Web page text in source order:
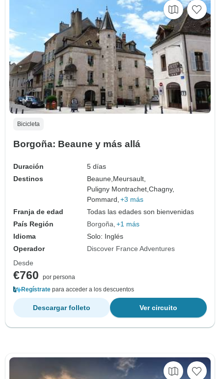
Bicicleta
Borgoña: Beaune y más allá
Duración
5 días
Destinos
Beaune, Meursault,
Puligny Montrachet,Chagny,
Pommard, +3 más
Franja de edad
Todas las edades son bienvenidas
País Región
Borgoña +1 más
Idioma
Solo: Inglés
Operador
Discover France Adventures
Desde
€760
por persona
Regístrate para acceder a los descuentos
Ver circuito
Descargar folleto